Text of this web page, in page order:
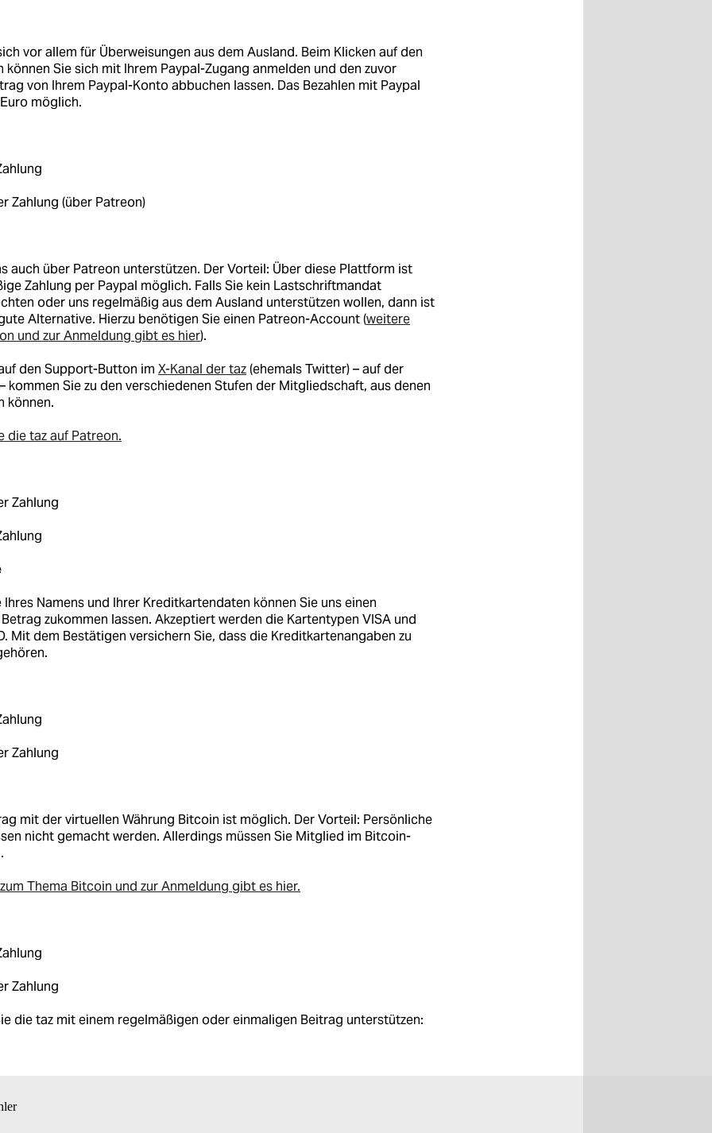
vor allem für Überweisungen aus dem Ausland. Beim Klicken auf den
können Sie sich mit Ihrem Paypal-Zugang anmelden und den zuvor
von Ihrem Paypal-Konto abbuchen lassen. Das Bezahlen mit Paypal
möglich.
Zahlung (über Patreon)
auch über Patreon unterstützen. Der Vorteil: Über diese Plattform ist
Zahlung per Paypal möglich. Falls Sie kein Lastschriftmandat
oder uns regelmäßig aus dem Ausland unterstützen wollen, dann ist
Alternative. Hierzu benötigen Sie einen Patreon-Account (weitere
und zur Anmeldung gibt es hier).
den Support-Button im X-Kanal der taz(ehemals Twitter) – auf der
kommen Sie zu den verschiedenen Stufen der Mitgliedschaft, aus denen
können.
die taz auf Patreon.
Zahlung
Namens und Ihrer Kreditkartendaten können Sie uns einen
zukommen lassen. Akzeptiert werden die Kartentypen VISA und
Mit dem Bestätigen versichern Sie, dass die Kreditkartenangaben zu
Zahlung
mit der virtuellen Währung Bitcoin ist möglich. Der Vorteil: Persönliche
nicht gemacht werden. Allerdings müssen Sie Mitglied im Bitcoin-
Thema Bitcoin und zur Anmeldung gibt es hier.
Zahlung
die taz mit einem regelmäßigen oder einmaligen Beitrag unterstützen: